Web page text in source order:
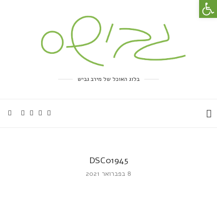
בלוג האוכל של מירב גביש
DSC01945
8 בפברואר 2021